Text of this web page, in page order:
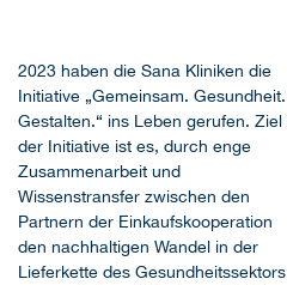
2023 haben die Sana Kliniken die
Initiative „Gemeinsam. Gesundheit.
Gestalten.“ ins Leben gerufen. Ziel
der Initiative ist es, durch enge
Zusammenarbeit und
Wissenstransfer zwischen den
Partnern der Einkaufskooperation
den nachhaltigen Wandel in der
Lieferkette des Gesundheitssektors